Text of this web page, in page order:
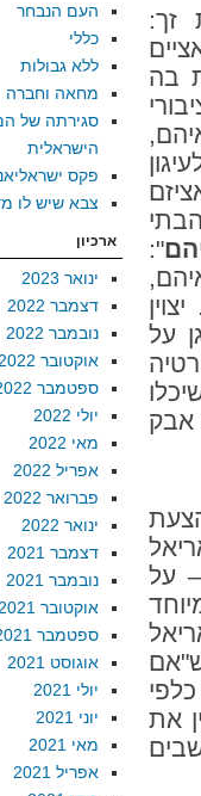
זך:
בה
":
על
אבק
על
את
העם הנבחר
כללי
ללא גבולות
מחאה וחברה
סגירתה של
הישראלית
פקס
צבא שיש לו
ארכיון
ינואר 2023
דצמבר 2022
נובמבר 2022
אוקטובר 2022
ספטמבר 2022
יולי 2022
מאי 2022
אפריל 2022
פברואר 2022
ינואר 2022
דצמבר 2021
נובמבר 2021
אוקטובר 2021
ספטמבר 2021
אוגוסט 2021
יולי 2021
יוני 2021
מאי 2021
אפריל 2021